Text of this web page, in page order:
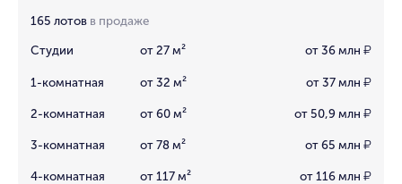
165 лотов в продаже
Студии от 27 м² от 36 млн ₽
1-комнатная от 32 м² от 37 млн ₽
2-комнатная от 60 м² от 50,9 млн ₽
3-комнатная от 78 м² от 65 млн ₽
4-комнатная от 117 м² от 116 млн ₽